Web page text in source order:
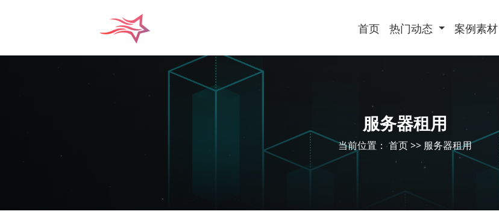
首页 热门动态 案例素材
服务器租用
当前位置：首页>> 服务器租用